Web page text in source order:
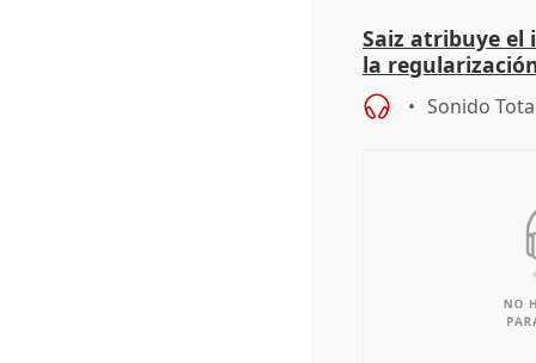
Saiz atribuye el
la
del Gobierno
Sonido